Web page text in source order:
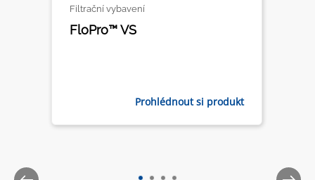
Filtrační vybavení
FloPro™ VS
Prohlédnout si produkt